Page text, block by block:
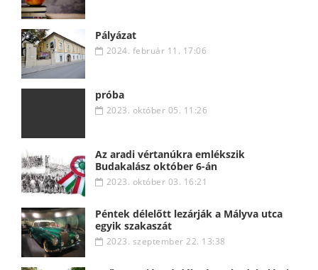
Pályázat
2024. február 11. 17:06
próba
2023. október 05. 11:26
Az aradi vértanúkra emlékszik
Budakalász október 6-án
2023. október 03. 16:21
Péntek délelőtt lezárják a Mályva utca
egyik szakaszát
2023. szeptember 22. 13:38